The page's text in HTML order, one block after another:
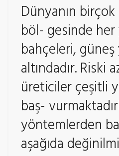
Dünyanın
böl- gesinde her
bahçeleri, güneş
altındadır. Riski
üreticiler çeşitli
baş-
yöntemlerden
aşağıda